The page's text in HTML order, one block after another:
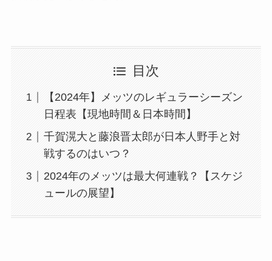
目次
【2024年】メッツのレギュラーシーズン
日程表【現地時間＆日本時間】
千賀滉大と藤浪晋太郎が日本人野手と対
戦するのはいつ？
2024年のメッツは最大何連戦？【スケジ
ュールの展望】